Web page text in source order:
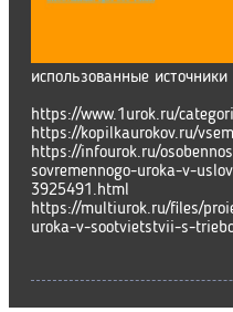
использованные источники
https://www.1urok.ru/
https://kopilkaurokov.ru/
https://infourok.ru/
sovremennogo-uroka-v-
3925491.html
https://multiurok.ru/files/
uroka-v-sootvietstvii-s-